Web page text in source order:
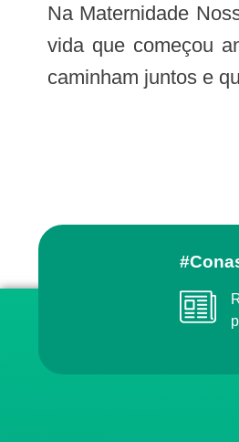
Na Maternidade Nossa Senhora de Lourdes, cada incubadora guarda uma história, e cada colo se transforma em extensão da
vida que começou
caminham juntos e
Receba o conteúdo